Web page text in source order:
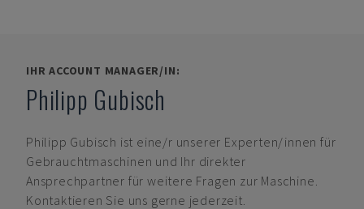
IHR ACCOUNT MANAGER/IN:
Philipp Gubisch
Philipp Gubisch ist eine/r unserer Experten/innen für
Gebrauchtmaschinen und Ihr direkter
Ansprechpartner für weitere Fragen zur Maschine.
Kontaktieren Sie uns gerne jederzeit.